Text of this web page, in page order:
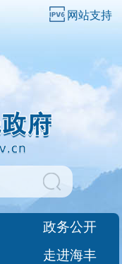
网站支持
政务公开
走进海丰